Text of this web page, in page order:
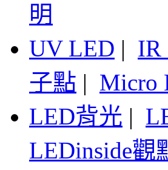
明
UV LED | IR
子點 | Micro
LED背光 |
LEDinside觀